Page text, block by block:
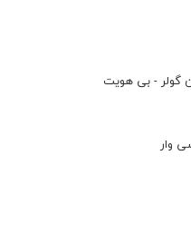
گولر - بی هویت
وار